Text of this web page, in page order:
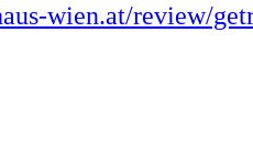
wien.at/review/